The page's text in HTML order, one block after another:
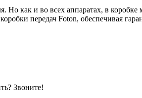
как и во всех аппаратах, в коробке
передач Foton, обеспечивая
Звоните!